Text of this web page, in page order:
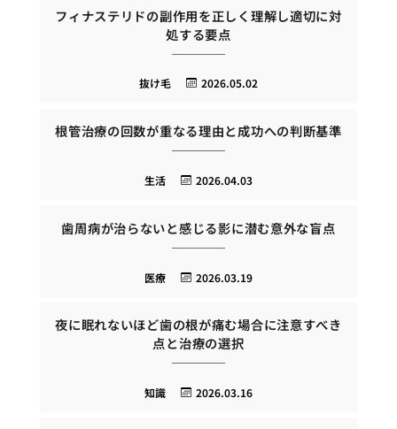
フィナステリドの副作用を正しく理解し適切に対
処する要点
2026.05.02
抜け毛
根管治療の回数が重なる理由と成功への判断基準
2026.04.03
生活
歯周病が治らないと感じる影に潜む意外な盲点
2026.03.19
医療
夜に眠れないほど歯の根が痛む場合に注意すべき
点と治療の選択
2026.03.16
知識